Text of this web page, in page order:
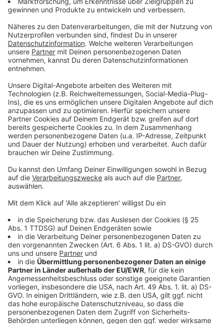
Überschrift der Kampagne ist der auch von der
Bundesregierung genutzte Slogan
"#ZusammenGegenCorona". Die Unternehmen sollen
unter diesem Hashtag auf ihren Social-Media-Kanälen
werben. Teilweise handelt es sich dabei um
Abwandlungen bekannter Werbeslogans der jeweiligen
Marken, die so jeweils in einen Aufruf zum Impfen
verwandelt werden. So wirbt der Onlinehändler Otto
etwa: "Impfen ... find ich gut". Nespresso fragt:
"Impfen. What else?" und der Süßwarenhersteller
Katjes jubiliert "Impfen jes jes jes".
Anzeige
Anzeige
Anzeige